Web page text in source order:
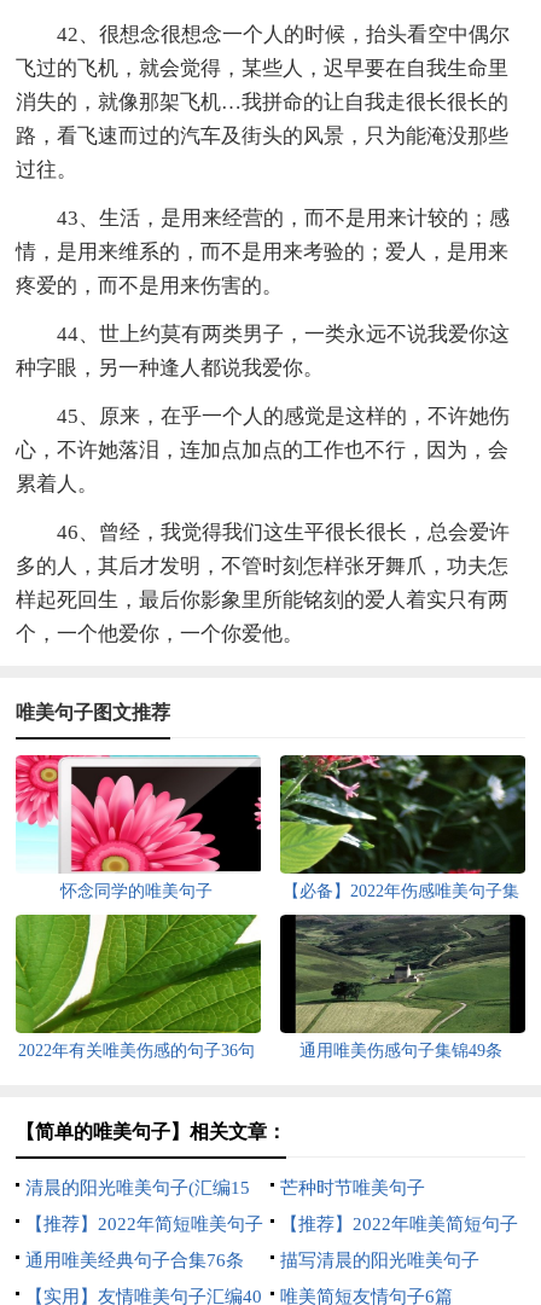
42、很想念很想念一个人的时候，抬头看空中偶尔
飞过的飞机，就会觉得，某些人，迟早要在自我生命里
消失的，就像那架飞机…我拼命的让自我走很长很长的
路，看飞速而过的汽车及街头的风景，只为能淹没那些
过往。
43、生活，是用来经营的，而不是用来计较的；感
情，是用来维系的，而不是用来考验的；爱人，是用来
疼爱的，而不是用来伤害的。
44、世上约莫有两类男子，一类永远不说我爱你这
种字眼，另一种逢人都说我爱你。
45、原来，在乎一个人的感觉是这样的，不许她伤
心，不许她落泪，连加点加点的工作也不行，因为，会
累着人。
46、曾经，我觉得我们这生平很长很长，总会爱许
多的人，其后才发明，不管时刻怎样张牙舞爪，功夫怎
样起死回生，最后你影象里所能铭刻的爱人着实只有两
个，一个他爱你，一个你爱他。
唯美句子图文推荐
怀念同学的唯美句子
【必备】2022年伤感唯美句子集
锦69条
2022年有关唯美伤感的句子36句 通用唯美伤感句子集锦49条
【简单的唯美句子】相关文章：
清晨的阳光唯美句子(汇编15
篇)
芒种时节唯美句子
【推荐】2022年简短唯美句子
锦集55条
【推荐】2022年唯美简短句子
锦集70句
通用唯美经典句子合集76条
描写清晨的阳光唯美句子
【实用】友情唯美句子汇编40
唯美简短友情句子6篇